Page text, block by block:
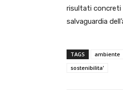
risultati concreti
salvaguardia
TAGS ambiente
sostenibilita'